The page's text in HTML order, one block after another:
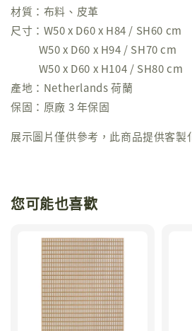
材質：布料、皮革
尺寸：W50 x D60 x H84 / SH60 cm
W50 x D60 x H94 / SH70 cm
W50 x D60 x H104 / SH80 cm
產地：Netherlands 荷蘭
保固：原廠 3 年保固
展示圖片僅供參考，此商品提供客製
您可能也喜歡